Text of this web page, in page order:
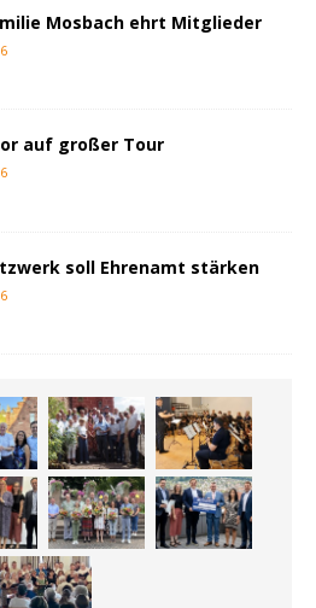
Mosbach ehrt Mitglieder
auf großer Tour
soll Ehrenamt stärken